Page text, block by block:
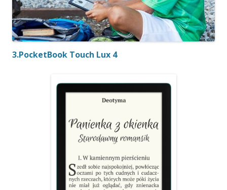
3.PocketBook Touch Lux 4